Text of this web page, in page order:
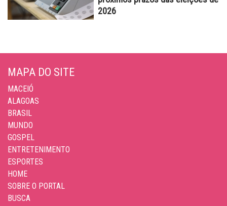
2026
MAPA DO SITE
MACEIÓ
ALAGOAS
BRASIL
MUNDO
GOSPEL
ENTRETENIMENTO
ESPORTES
HOME
SOBRE O PORTAL
BUSCA